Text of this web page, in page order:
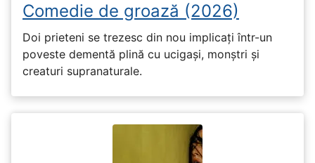
Comedie de groază (2026)
Doi prieteni se trezesc din nou implicați într-un
poveste dementă plină cu ucigași, monștri și
creaturi supranaturale.